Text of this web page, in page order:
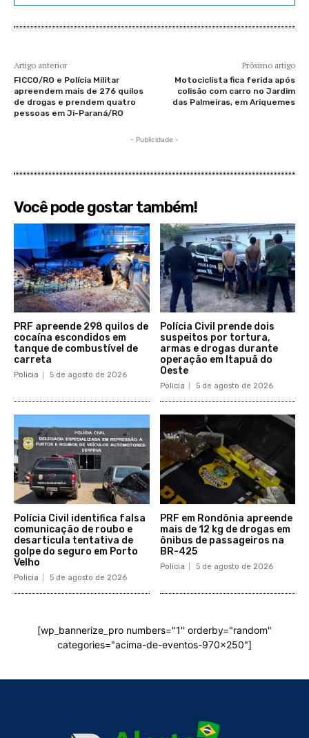
Artigo anterior
FICCO/RO e Polícia Militar
apreendem mais de 276 quilos
de drogas e prendem quatro
pessoas em Ji-Paraná/RO
Próximo artigo
Motociclista fica ferida após
colisão com carro no Jardim
das Palmeiras, em Ariquemes
- Publicidade -
Você pode gostar também!
PRF apreende 298 quilos de
cocaína escondidos em
tanque de combustível de
carreta
Policia 5 de agosto de 2026
Polícia Civil prende dois
suspeitos por tortura,
armas e drogas durante
operação em Itapuã do
Oeste
Policia 5 de agosto de 2026
Polícia Civil identifica falsa
comunicação de roubo e
desarticula tentativa de
golpe do seguro em Porto
Velho
Policia 5 de agosto de 2026
PRF em Rondônia apreende
mais de 12 kg de drogas em
ônibus de passageiros na
BR-425
Policia 5 de agosto de 2026
[wp_bannerize_pro numbers="1" orderby="random"
categories="acima-de-eventos-970x250"]